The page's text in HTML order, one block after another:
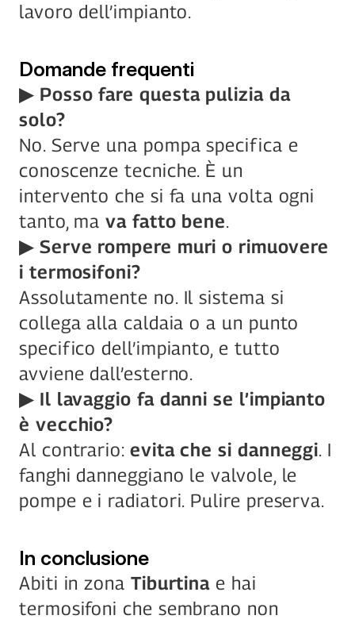
lavoro dell’impianto.
Domande frequenti
▶ Posso fare questa pulizia da
solo?
No. Serve una pompa specifica e
conoscenze tecniche. È un
intervento che si fa una volta ogni
tanto, ma va fatto bene.
▶ Serve rompere muri o rimuovere
i termosifoni?
Assolutamente no. Il sistema si
collega alla caldaia o a un punto
specifico dell’impianto, e tutto
avviene dall’esterno.
▶ Il lavaggio fa danni se l’impianto
è vecchio?
Al contrario: evita che si danneggi. I
fanghi danneggiano le valvole, le
pompe e i radiatori. Pulire preserva.
In conclusione
Abiti in zona Tiburtina e hai
termosifoni che sembrano non